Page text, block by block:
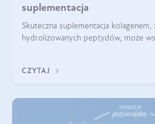
suplementacja
Skuteczna suplementacja kolagenem,
hydrolizowanych peptydów, może
CZYTAJ